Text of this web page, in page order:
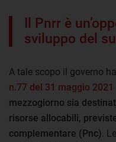
Il Pnrr è
sviluppo del
A tale scopo il governo
n.77 del 31 maggio 2021
mezzogiorno sia
risorse allocabili,
complementare (Pnc) .